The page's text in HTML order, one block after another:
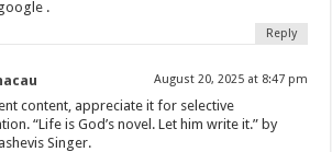
.
Reply
August 20, 2025 at 8:47 pm
content, appreciate it for selective
“Life is God’s novel. Let him write it.” by
Singer.